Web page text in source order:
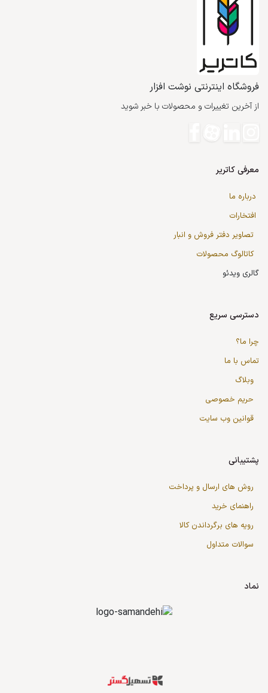
فروشگاه اینترنتی نوشت افزار
از آخرین تغییرات و محصولات با خبر شوید
معرفی کاتریر
درباره ما
افتخارات
تصاویر دفتر فروش و انبار
کاتالوگ محصولات
گالری ویدئو
دسترسی سریع
چرا ما؟
تماس با ما
وبلاگ
حریم خصوصی
قوانین وب سایت
پشتیبانی
روش های ارسال و پرداخت
راهنمای خرید
رویه های برگرداندن کالا
سوالات متداول
نماد